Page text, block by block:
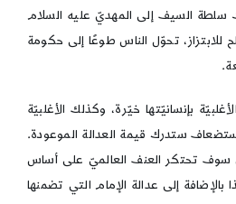
سلطة السيف إلى المهديّ عليه السلام
تحوّل الناس طوعًا إلى حكومة
بإنسانيّتها خيّرة، وكذلك الأغلبيّة
ستدرك قيمة العدالة الموعودة.
سوف تحتكر العنف العالميّ على أساس
بالإضافة إلى عدالة الإمام التي تضمنها